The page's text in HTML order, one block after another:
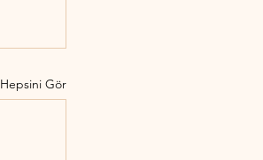
Hepsini Gör